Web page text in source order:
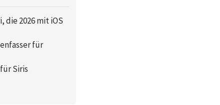
2026 mit iOS
für
Siris